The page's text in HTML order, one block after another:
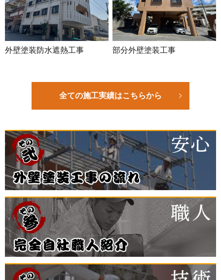
外壁塗装防水遮熱工事 部分外壁塗装工事
全ての施工実績はこちらから